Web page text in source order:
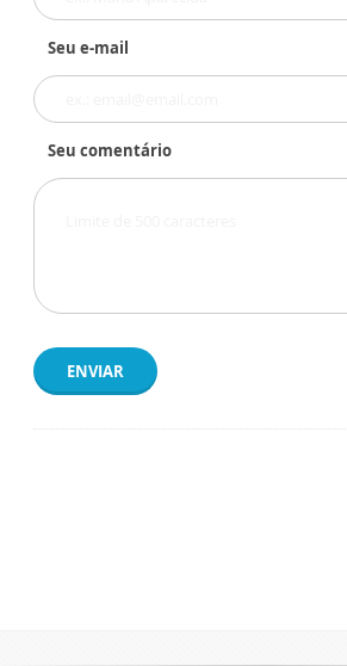
Seu e-mail
Seu comentário
ENVIAR